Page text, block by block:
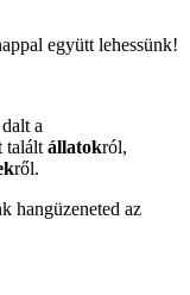
együtt lehessünk!
a
talált állatokról,
ről.
hangüzeneted az